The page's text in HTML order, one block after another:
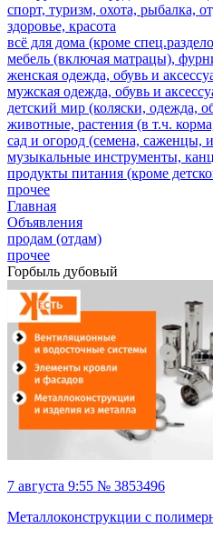
спорт, туризм, охота, рыбалка,
здоровье, красота
всё для дома (кроме
мебель (включая матрацы),
женская одежда, обувь и
мужская одежда, обувь и
детский мир (коляски, одежда,
животные, растения (в т.ч.
сад и огород (семена, саженцы,
музыкальные инструменты,
продукты питания (кроме
прочее
Главная
Объявления
продам (отдам)
прочее
Горбыль дубовый
7 августа 9:55 № 3853496
Металлоконструкции с